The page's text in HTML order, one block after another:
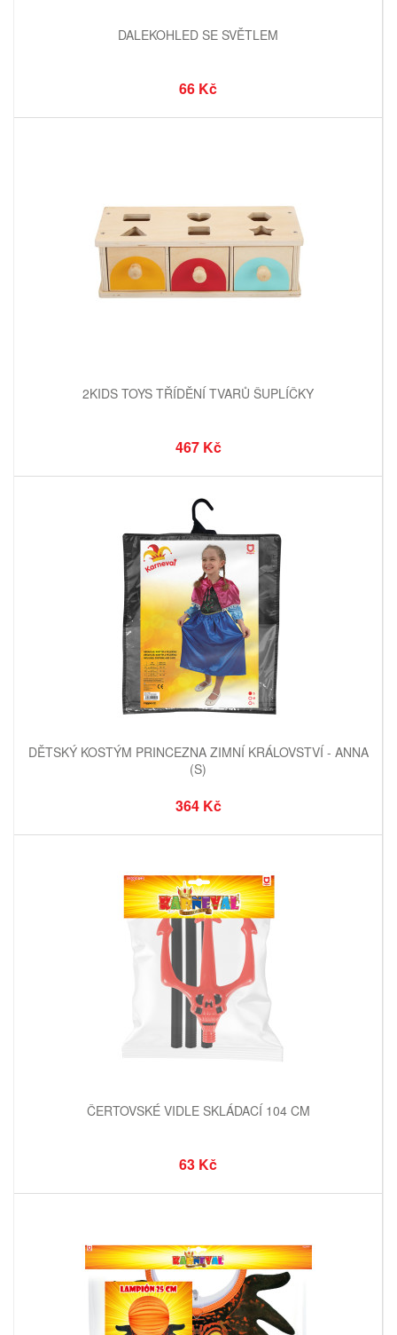
DALEKOHLED SE SVĚTLEM
66 Kč
2KIDS TOYS TŘÍDĚNÍ TVARŮ ŠUPLÍČKY
467 Kč
DĚTSKÝ KOSTÝM PRINCEZNA ZIMNÍ KRÁLOVSTVÍ - ANNA
(S)
364 Kč
ČERTOVSKÉ VIDLE SKLÁDACÍ 104 CM
63 Kč